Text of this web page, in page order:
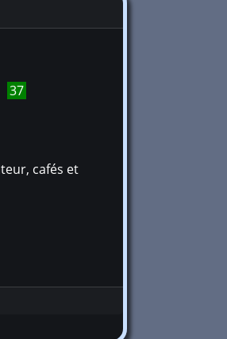
37
cafés et